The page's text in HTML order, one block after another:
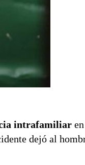
intrafamiliar
dejó al